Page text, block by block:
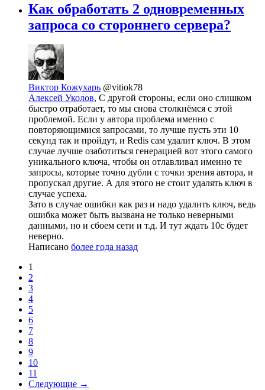
Как обработать 2 одновременных
запроса со стороннего сервера?
Виктор Кожухарь @vitiok78
Алексей Уколов, С другой стороны, если оно слишком
быстро отработает, то мы снова столкнёмся с этой
проблемой. Если у автора проблема именно с
повторяющимися запросами, то лучше пусть эти 10
секунд так и пройдут, и Redis сам удалит ключ. В этом
случае лучше озаботиться генерацией вот этого самого
уникального ключа, чтобы он отлавливал именно те
запросы, которые точно дубли с точки зрения автора, и
пропускал другие. А для этого не стоит удалять ключ в
случае успеха.
Зато в случае ошибки как раз и надо удалить ключ, ведь
ошибка может быть вызвана не только неверными
данными, но и сбоем сети и т.д. И тут ждать 10с будет
неверно.
Написано более года назад
1
2
3
4
5
6
7
8
9
10
11
Следующие →